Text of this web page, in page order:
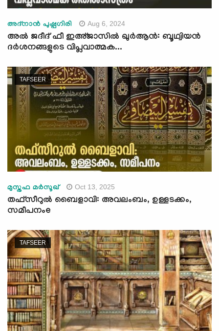
അദ്‌നാന്‍ പുഷ്പഗിരി Aug 6, 2024
അൽ ജദീദ് ഫീ ഇഅ്ജാസിൽ ഖുർആൻ: ബൂഥ്വിയൻ
ദർശനങ്ങളുടെ വിപ്ലവാത്മക...
TAFSEER
മുസ്തഫ മർസൂഖ് Oct 13, 2025
തഫ്സീറുൽ ബൈളാവി: അവലംബം, ഉള്ളടക്കം,
സമീപനംe
TAFSEER